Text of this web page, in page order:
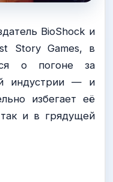
BioShock и
Story Games, в
о погоне за
индустрии — и
избегает её
и в грядущей